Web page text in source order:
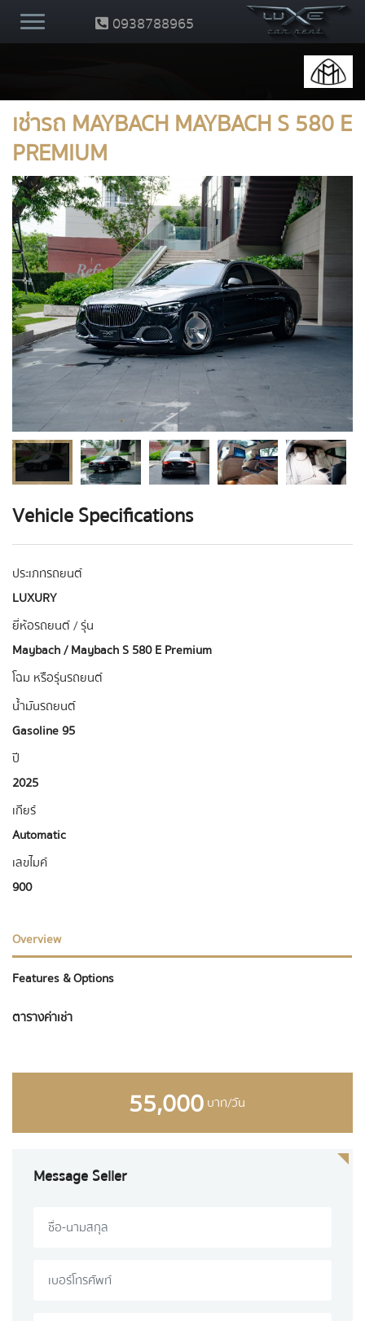
0938788965
เช่ารถ MAYBACH MAYBACH S 580 E
PREMIUM
Vehicle Specifications
ประเภทรถยนต์
LUXURY
ยี่ห้อรถยนต์ / รุ่น
Maybach / Maybach S 580 E Premium
โฉม หรือรุ่นรถยนต์
น้ำมันรถยนต์
Gasoline 95
ปี
2025
เกียร์
Automatic
เลขไมค์
900
Overview
Features & Options
ตารางค่าเช่า
55,000บาท/วัน
Message Seller